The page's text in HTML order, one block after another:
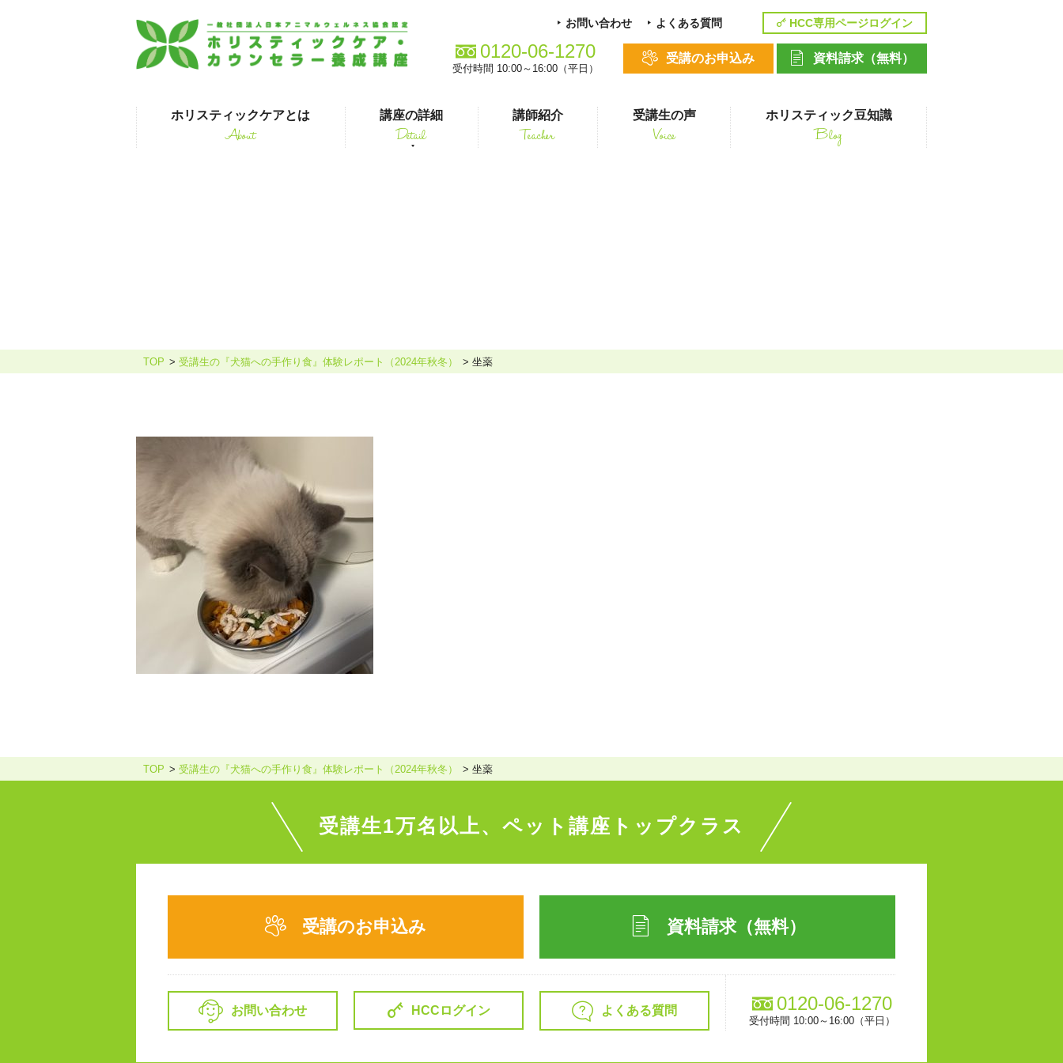
ホリスティックケアとは
About
講座の詳細
Detail
ホリスティックケア・カウンセラー養成講座
ホリスティックケア･カウンセラー受講生向け。
講師紹介
Teacher
受講生の声
Voice
ホリスティック豆知識
Blog
受講のお申込み 資料請求（無料）
お問い合わせ HCC専用ページログイン
よくある質問
0120-06-1270
受付時間 10:00～16:00（平日）
TOP 受講生の『犬猫への手作り食』体験レポート（2024年秋冬） 坐薬
TOP 受講生の『犬猫への手作り食』体験レポート（2024年秋冬） 坐薬
受講生1万名以上、 ペット講座トップクラス
受講のお申込み 資料請求（無料）
お問い合わせ HCCログイン よくある質問 0120-06-1270
受付時間 10:00～16:00（平日）